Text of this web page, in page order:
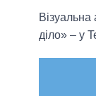
Візуальна
діло» – у